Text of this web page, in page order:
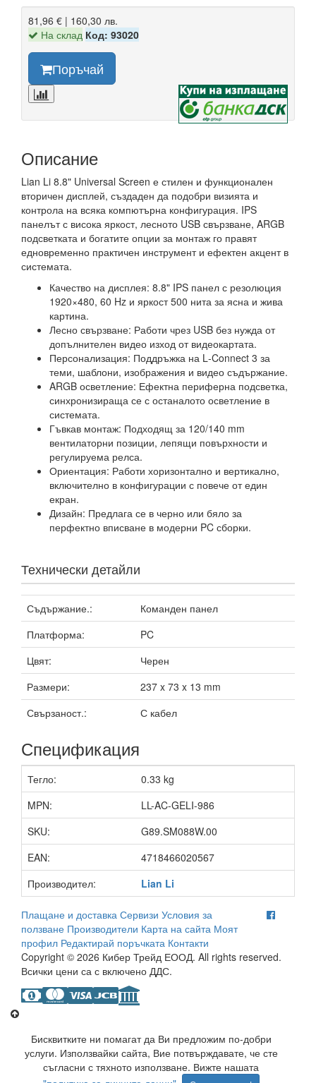
81,96 € | 160,30 лв.
На склад Код: 93020
Поръчай
Описание
Lian Li 8.8" Universal Screen е стилен и функционален
вторичен дисплей, създаден да подобри визията и
контрола на всяка компютърна конфигурация. IPS
панелът с висока яркост, лесното USB свързване, ARGB
подсветката и богатите опции за монтаж го правят
едновременно практичен инструмент и ефектен акцент в
системата.
Качество на дисплея: 8.8" IPS панел с резолюция
1920×480, 60 Hz и яркост 500 нита за ясна и жива
картина.
Лесно свързване: Работи чрез USB без нужда от
допълнителен видео изход от видеокартата.
Персонализация: Поддръжка на L‑Connect 3 за
теми, шаблони, изображения и видео съдържание.
ARGB осветление: Ефектна периферна подсветка,
синхронизираща се с останалото осветление в
системата.
Гъвкав монтаж: Подходящ за 120/140 mm
вентилаторни позиции, лепящи повърхности и
регулируема релса.
Ориентация: Работи хоризонтално и вертикално,
включително в конфигурации с повече от един
екран.
Дизайн: Предлага се в черно или бяло за
перфектно вписване в модерни PC сборки.
Технически детайли
Съдържание.:
Команден панел
Платформа:
PC
Цвят:
Черен
Размери:
237 x 73 x 13 mm
Свързаност.:
С кабел
Спецификация
Тегло:
0.33 kg
MPN:
LL-AC-GELI-986
SKU:
G89.SM088W.00
EAN:
4718466020567
Производител:
Lian Li
Плащане и доставка Сервизи Условия за
ползване Производители Карта на сайта Моят
профил Редактирай поръчката Контакти
Copyright © 2026 Кибер Трейд ЕООД. All rights reserved.
Всички цени са с включено ДДС.
Бисквитките ни помагат да Ви предложим по-добри
услуги. Използвайки сайта, Вие потвърждавате, че сте
съгласни с тяхното използване. Вижте нашата